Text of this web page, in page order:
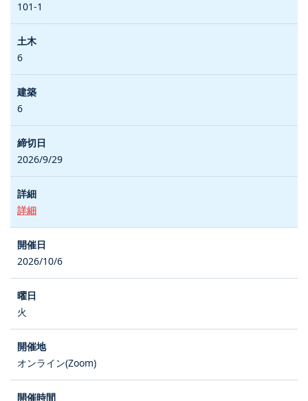
101-1
6
6
2026/9/29
詳細
2026/10/6
火
オンライン(Zoom)